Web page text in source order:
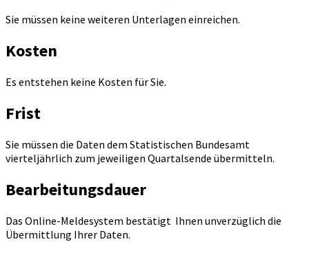
Sie müssen keine weiteren Unterlagen einreichen.
Kosten
Es entstehen keine Kosten für Sie.
Frist
Sie müssen die Daten dem Statistischen Bundesamt
vierteljährlich zum jeweiligen Quartalsende übermitteln.
Bearbeitungsdauer
Das Online-Meldesystem bestätigt Ihnen unverzüglich die
Übermittlung Ihrer Daten.